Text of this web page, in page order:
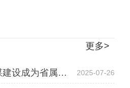
更多>
特级资质获批！陕煤建设成为省属唯一一家矿山工程特级建筑企业 2025-07-26